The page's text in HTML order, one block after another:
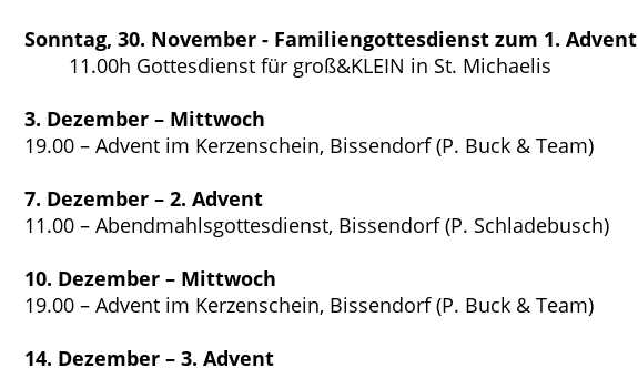
Sonntag, 30. November - Familiengottesdienst zum 1. Advent
11.00h Gottesdienst für groß&KLEIN in St. Michaelis
3. Dezember – Mittwoch
19.00 – Advent im Kerzenschein, Bissendorf (P. Buck & Team)
7. Dezember – 2. Advent
11.00 – Abendmahlsgottesdienst, Bissendorf (P. Schladebusch)
10. Dezember – Mittwoch
19.00 – Advent im Kerzenschein, Bissendorf (P. Buck & Team)
14. Dezember – 3. Advent